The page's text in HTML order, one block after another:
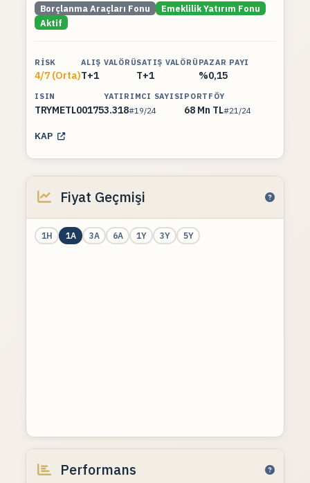
Borçlanma Araçları Fonu
Emeklilik Yatırım Fonu
Aktif
RISK
4/7 (Orta)
ALIŞ VALÖRÜ
T+1
SATIŞ VALÖRÜ
T+1
PAZAR PAYI
%0,15
ISIN
TRYMETL00175
YATIRIMCI SAYISI
3.318#19/24
PORTFÖY
68 Mn TL#21/24
KAP
Fiyat Geçmişi
1H 1A 3A 6A 1Y 3Y 5Y
Performans